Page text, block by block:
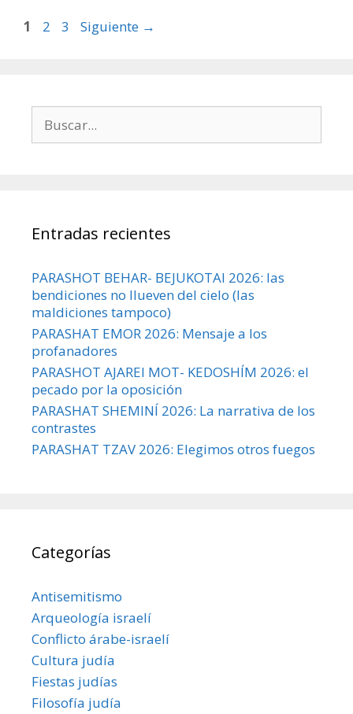
Página
1 Página
2 Página
3 Siguiente →
Entradas recientes
PARASHOT BEHAR- BEJUKOTAI 2026: las
bendiciones no llueven del cielo (las
maldiciones tampoco)
PARASHAT EMOR 2026: Mensaje a los
profanadores
PARASHOT AJAREI MOT- KEDOSHÍM 2026: el
pecado por la oposición
PARASHAT SHEMINÍ 2026: La narrativa de los
contrastes
PARASHAT TZAV 2026: Elegimos otros fuegos
Categorías
Antisemitismo
Arqueología israelí
Conflicto árabe-israelí
Cultura judía
Fiestas judías
Filosofía judía